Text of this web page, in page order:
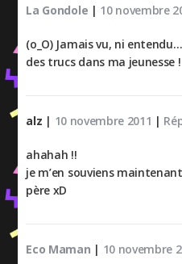
La Gondole | 10 novembre
(o_O) Jamais vu, ni
des trucs dans ma jeunesse !
alz | 10 novembre 2011 |
ahahah !!
je m’en souviens
père xD
Eco Maman | 10 novembre